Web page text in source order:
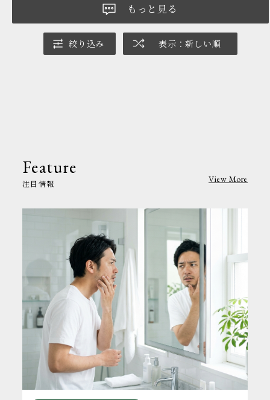
もっと見る
絞り込み 表示：新しい順
Feature
注目情報 View More